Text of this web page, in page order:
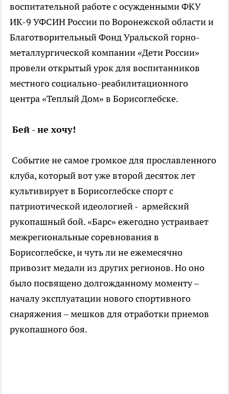
воспитательной работе с осужденными ФКУ
ИК-9 УФСИН России по Воронежской области и
Благотворительный Фонд Уральской горно-
металлургической компании «Дети России»
провели открытый урок для воспитанников
местного социально-реабилитационного
центра «Теплый Дом» в Борисоглебске.
Бей - не хочу!
Событие не самое громкое для прославленного
клуба, который вот уже второй десяток лет
культивирует в Борисоглебске спорт с
патриотической идеологией - армейский
рукопашный бой. «Барс» ежегодно устраивает
межрегиональные соревнования в
Борисоглебске, и чуть ли не ежемесячно
привозит медали из других регионов. Но оно
было посвящено долгожданному моменту –
началу эксплуатации нового спортивного
снаряжения – мешков для отработки приемов
рукопашного боя.